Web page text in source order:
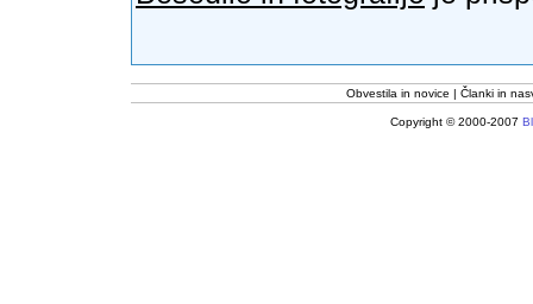
Obvestila in novice Članki in
Copyright © 2000-2007